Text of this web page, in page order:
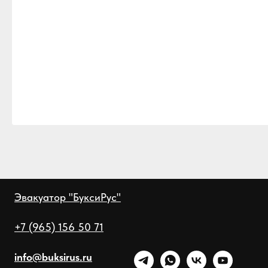
Эвакуатор "БуксиРус"
+7 (965) 156 50 71
info@buksirus.ru